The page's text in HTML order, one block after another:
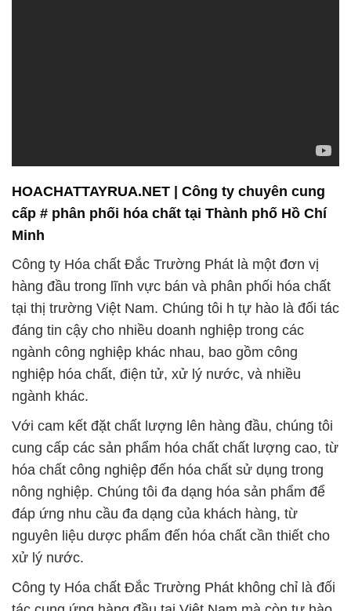
HOACHATTAYRUA.NET | Công ty chuyên cung
cấp # phân phối hóa chất tại Thành phố Hồ Chí
Minh
Công ty Hóa chất Đắc Trường Phát là một đơn vị
hàng đầu trong lĩnh vực bán và phân phối hóa chất
tại thị trường Việt Nam. Chúng tôi h tự hào là đối tác
đáng tin cậy cho nhiều doanh nghiệp trong các
ngành công nghiệp khác nhau, bao gồm công
nghiệp hóa chất, điện tử, xử lý nước, và nhiều
ngành khác.
Với cam kết đặt chất lượng lên hàng đầu, chúng tôi
cung cấp các sản phẩm hóa chất chất lượng cao, từ
hóa chất công nghiệp đến hóa chất sử dụng trong
nông nghiệp. Chúng tôi đa dạng hóa sản phẩm để
đáp ứng nhu cầu đa dạng của khách hàng, từ
nguyên liệu dược phẩm đến hóa chất cần thiết cho
xử lý nước.
Công ty Hóa chất Đắc Trường Phát không chỉ là đối